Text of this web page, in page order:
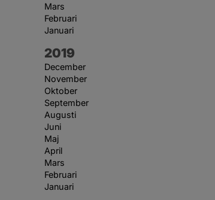
Mars
Februari
Januari
År:
2019
December
November
Oktober
September
Augusti
Juni
Maj
April
Mars
Februari
Januari